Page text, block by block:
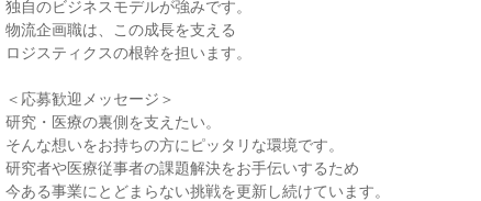
独自のビジネスモデルが強みです。
物流企画職は、この成長を支える
ロジスティクスの根幹を担います。
＜応募歓迎メッセージ＞
研究・医療の裏側を支えたい。
そんな想いをお持ちの方にピッタリな環境です。
研究者や医療従事者の課題解決をお手伝いするため
今ある事業にとどまらない挑戦を更新し続けています。